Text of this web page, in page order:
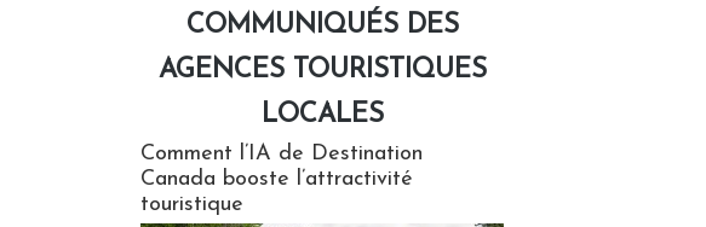
COMMUNIQUÉS DES
AGENCES TOURISTIQUES
LOCALES
Comment l’IA de Destination
Canada booste l’attractivité
touristique